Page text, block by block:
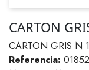
CARTON
CARTON GRIS N
Referencia: